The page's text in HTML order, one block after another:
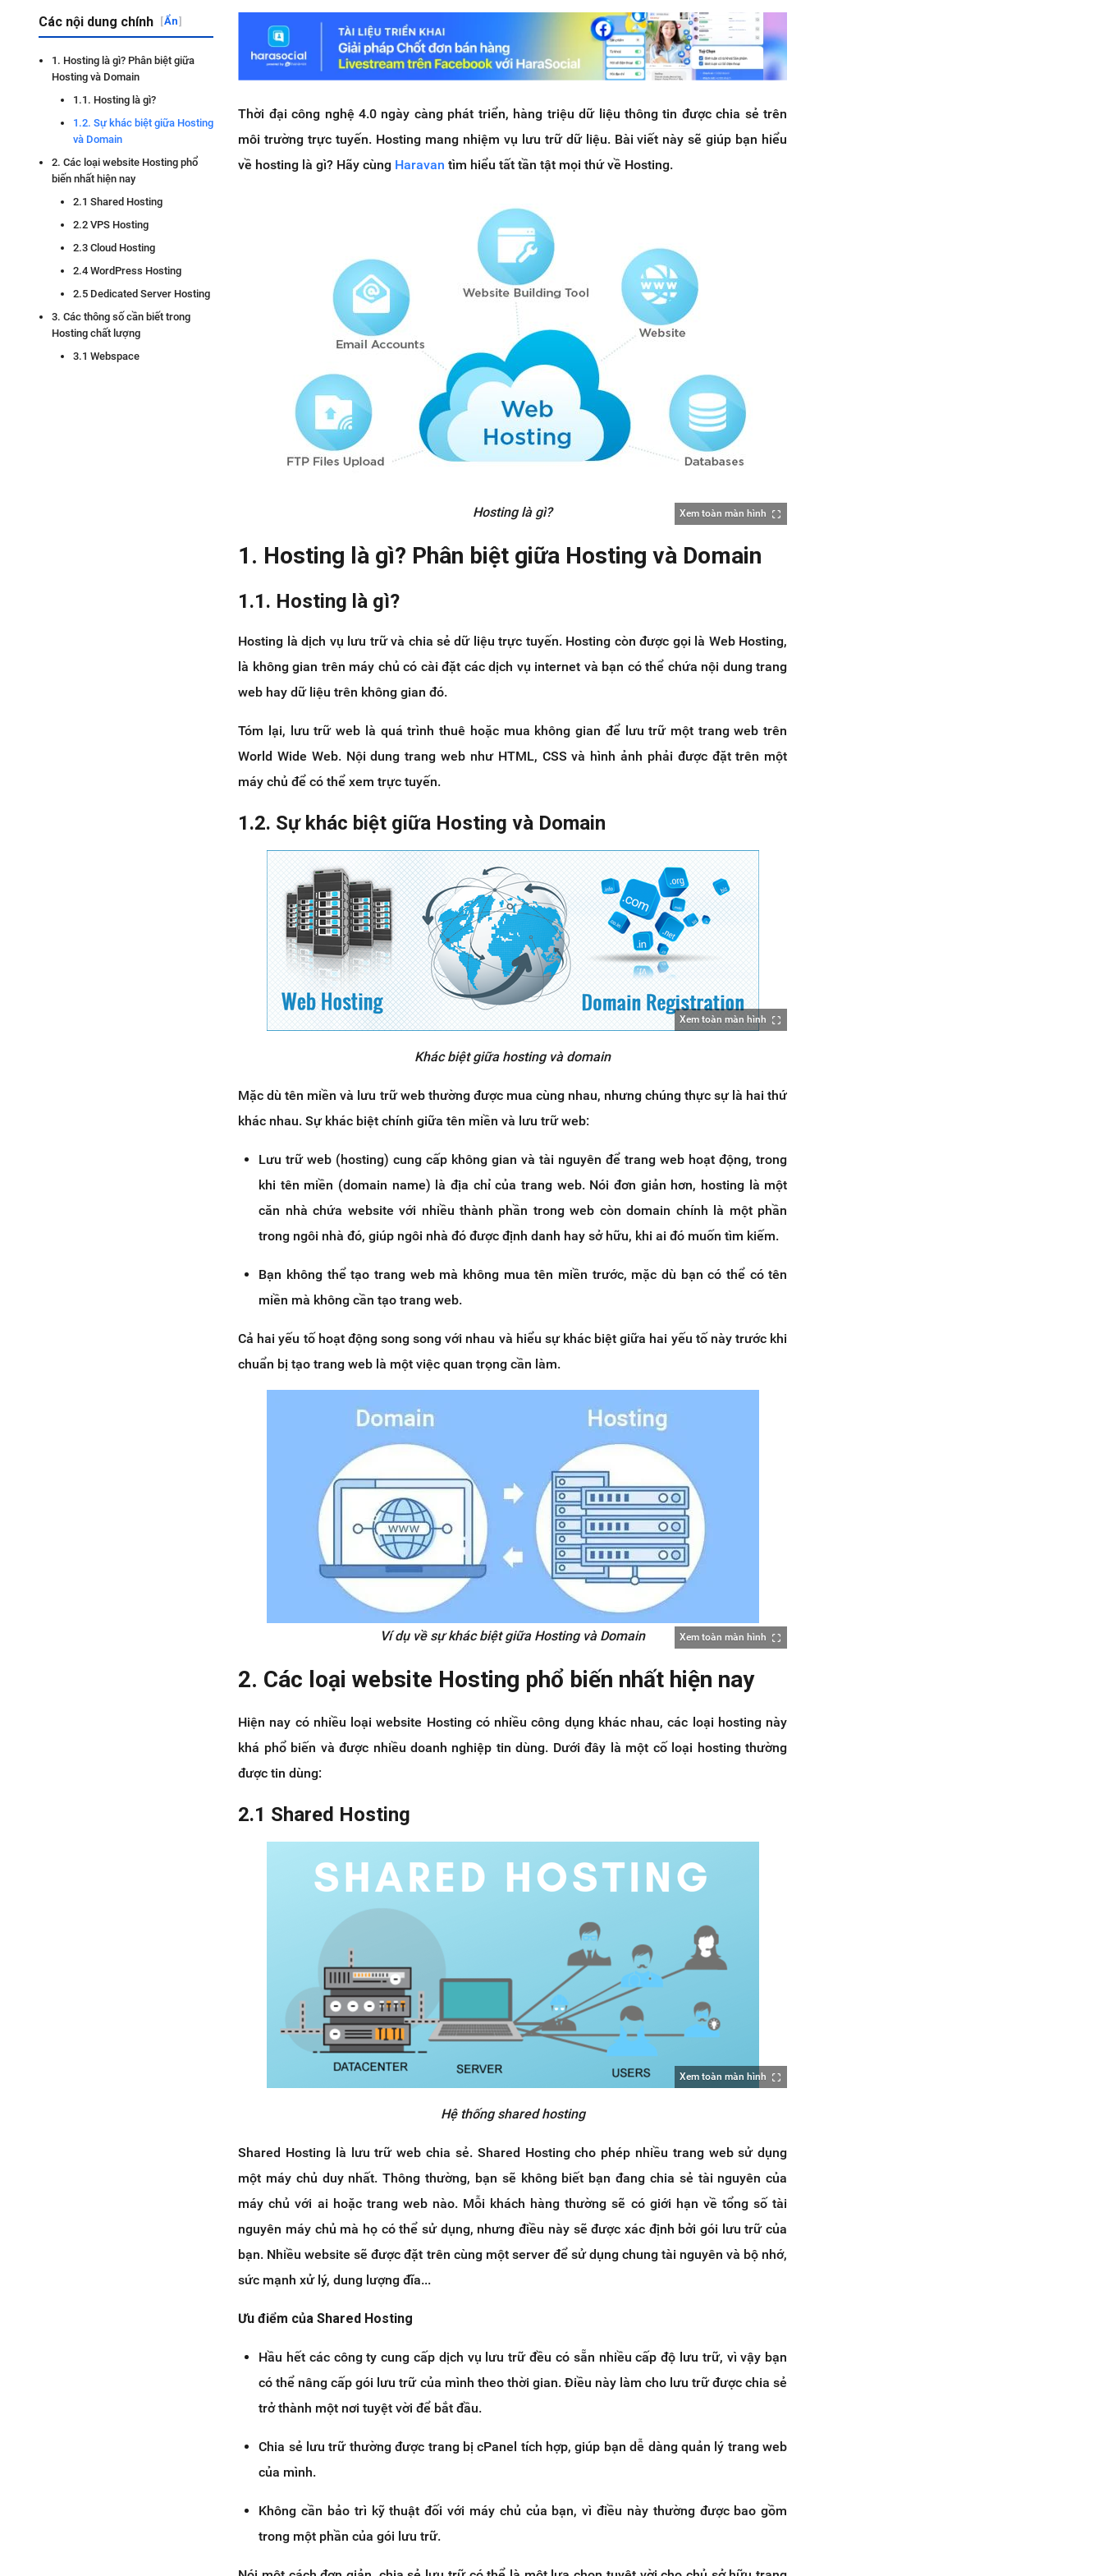
Các nội dung chính [Ẩn]
1. Hosting là gì? Phân biệt giữa
Hosting và Domain
1.1. Hosting là gì?
1.2. Sự khác biệt giữa Hosting
và Domain
2. Các loại website Hosting phổ
biến nhất hiện nay
2.1 Shared Hosting
2.2 VPS Hosting
2.3 Cloud Hosting
2.4 WordPress Hosting
2.5 Dedicated Server Hosting
3. Các thông số cần biết trong
Hosting chất lượng
3.1 Webspace
Thời đại công nghệ 4.0 ngày càng phát triển, hàng triệu dữ liệu thông tin được chia sẻ trên
môi trường trực tuyến. Hosting mang nhiệm vụ lưu trữ dữ liệu. Bài viết này sẽ giúp bạn hiểu
về hosting là gì? Hãy cùng Haravan tìm hiểu tất tần tật mọi thứ về Hosting.
Xem toàn màn hình
Hosting là gì?
1. Hosting là gì? Phân biệt giữa Hosting và Domain
1.1. Hosting là gì?
Hosting là dịch vụ lưu trữ và chia sẻ dữ liệu trực tuyến. Hosting còn được gọi là Web Hosting,
là không gian trên máy chủ có cài đặt các dịch vụ internet và bạn có thể chứa nội dung trang
web hay dữ liệu trên không gian đó.
Tóm lại, lưu trữ web là quá trình thuê hoặc mua không gian để lưu trữ một trang web trên
World Wide Web. Nội dung trang web như HTML, CSS và hình ảnh phải được đặt trên một
máy chủ để có thể xem trực tuyến.
1.2. Sự khác biệt giữa Hosting và Domain
Xem toàn màn hình
Khác biệt giữa hosting và domain
Mặc dù tên miền và lưu trữ web thường được mua cùng nhau, nhưng chúng thực sự là hai thứ
khác nhau. Sự khác biệt chính giữa tên miền và lưu trữ web:
Lưu trữ web (hosting) cung cấp không gian và tài nguyên để trang web hoạt động, trong
khi tên miền (domain name) là địa chỉ của trang web. Nói đơn giản hơn, hosting là một
căn nhà chứa website với nhiều thành phần trong web còn domain chính là một phần
trong ngôi nhà đó, giúp ngôi nhà đó được định danh hay sở hữu, khi ai đó muốn tìm kiếm.
Bạn không thể tạo trang web mà không mua tên miền trước, mặc dù bạn có thể có tên
miền mà không cần tạo trang web.
Cả hai yếu tố hoạt động song song với nhau và hiểu sự khác biệt giữa hai yếu tố này trước khi
chuẩn bị tạo trang web là một việc quan trọng cần làm.
Xem toàn màn hình
Ví dụ về sự khác biệt giữa Hosting và Domain
2. Các loại website Hosting phổ biến nhất hiện nay
Hiện nay có nhiều loại website Hosting có nhiều công dụng khác nhau, các loại hosting này
khá phổ biến và được nhiều doanh nghiệp tin dùng. Dưới đây là một cố loại hosting thường
được tin dùng:
2.1 Shared Hosting
Xem toàn màn hình
Hệ thống shared hosting
Shared Hosting là lưu trữ web chia sẻ. Shared Hosting cho phép nhiều trang web sử dụng
một máy chủ duy nhất. Thông thường, bạn sẽ không biết bạn đang chia sẻ tài nguyên của
máy chủ với ai hoặc trang web nào. Mỗi khách hàng thường sẽ có giới hạn về tổng số tài
nguyên máy chủ mà họ có thể sử dụng, nhưng điều này sẽ được xác định bởi gói lưu trữ của
bạn. Nhiều website sẽ được đặt trên cùng một server để sử dụng chung tài nguyên và bộ nhớ,
sức mạnh xử lý, dung lượng đĩa...
Ưu điểm của Shared Hosting
Hầu hết các công ty cung cấp dịch vụ lưu trữ đều có sẵn nhiều cấp độ lưu trữ, vì vậy bạn
có thể nâng cấp gói lưu trữ của mình theo thời gian. Điều này làm cho lưu trữ được chia sẻ
trở thành một nơi tuyệt vời để bắt đầu.
Chia sẻ lưu trữ thường được trang bị cPanel tích hợp, giúp bạn dễ dàng quản lý trang web
của mình.
Không cần bảo trì kỹ thuật đối với máy chủ của bạn, vì điều này thường được bao gồm
trong một phần của gói lưu trữ.